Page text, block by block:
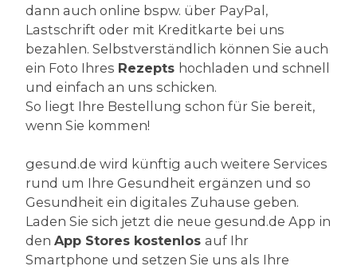
dann auch online bspw. über PayPal,
Lastschrift oder mit Kreditkarte bei uns
bezahlen. Selbstverständlich können Sie auch
ein Foto Ihres Rezepts hochladen und schnell
und einfach an uns schicken.
So liegt Ihre Bestellung schon für Sie bereit,
wenn Sie kommen!
gesund.de wird künftig auch weitere Services
rund um Ihre Gesundheit ergänzen und so
Gesundheit ein digitales Zuhause geben.
Laden Sie sich jetzt die neue gesund.de App in
den App Stores kostenlos auf Ihr
Smartphone und setzen Sie uns als Ihre